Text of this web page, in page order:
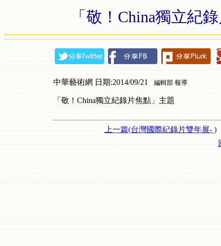
「敬！China獨立紀
中華藝術網 日期:2014/09/21 編輯部 報導
「敬！China獨立紀錄片焦點」主題
上一篇(台灣國際紀錄片雙年展- )